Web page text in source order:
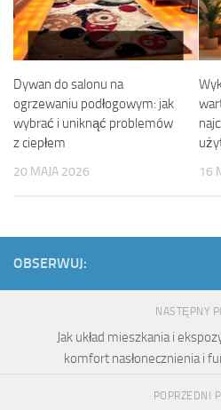
Dywan do salonu na
ogrzewaniu podłogowym: jak
wybrać i uniknąć problemów
z ciepłem
20 MAJA 2026 16
OBSERWUJ:
NASTĘPNY
Jak układ mieszkania i
komfort nasłonecznienia i
POPRZEDNI